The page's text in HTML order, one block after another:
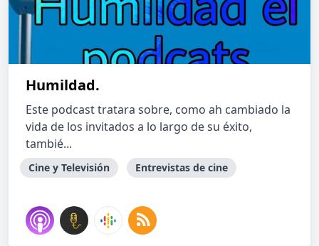
Humildad.
Este podcast tratara sobre, como ah cambiado la
vida de los invitados a lo largo de su éxito,
tambié...
Cine y Televisión Entrevistas de cine